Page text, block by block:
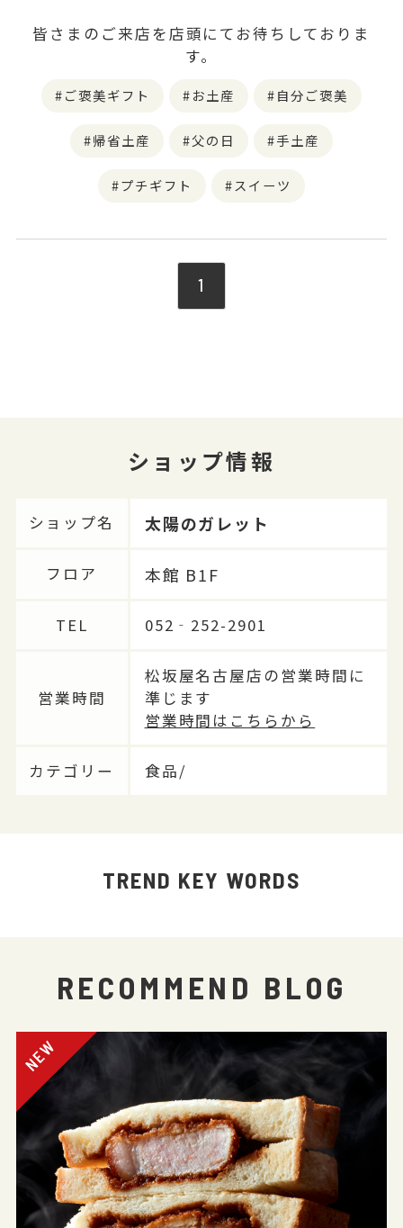
皆さまのご来店を店頭にてお待ちしておりま
す。
ご褒美ギフト お土産 自分ご褒美
帰省土産 父の日 手土産
プチギフト スイーツ
1
ショップ情報
ショップ名 太陽のガレット
フロア 本館 B1F
TEL 052‐252-2901
営業時間
松坂屋名古屋店の営業時間に
準じます
営業時間はこちらから
カテゴリー 食品/
TREND KEY WORDS
RECOMMEND BLOG